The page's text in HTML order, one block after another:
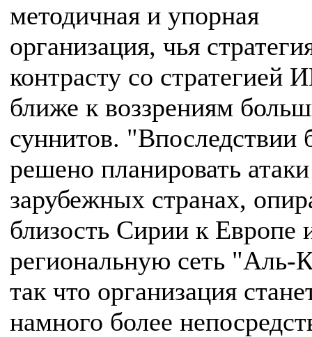
методичная и упорная
организация, чья
контрасту со стратегией
ближе к воззрениям
суннитов. "Впоследствии
решено планировать
зарубежных странах,
близость Сирии к Европе
региональную сеть "Аль-
так что организация
намного более